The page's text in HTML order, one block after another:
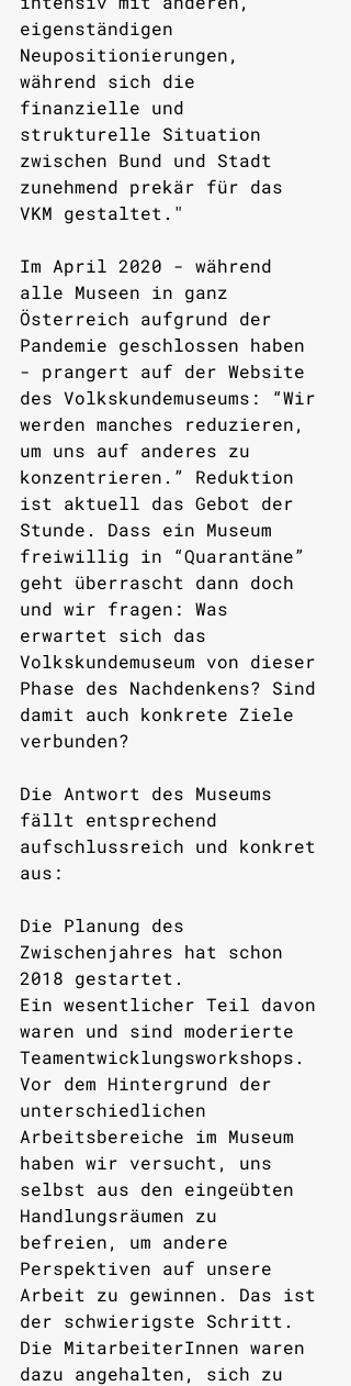
eigenständigen
Neupositionierungen,
während sich die
finanzielle und
strukturelle Situation
zwischen Bund und Stadt
zunehmend prekär für das
VKM gestaltet."
Im April 2020 - während
alle Museen in ganz
Österreich aufgrund der
Pandemie geschlossen haben
- prangert auf der Website
des Volkskundemuseums: “Wir
werden manches reduzieren,
um uns auf anderes zu
konzentrieren.” Reduktion
ist aktuell das Gebot der
Stunde. Dass ein Museum
freiwillig in “Quarantäne”
geht überrascht dann doch
und wir fragen: Was
erwartet sich das
Volkskundemuseum von dieser
Phase des Nachdenkens? Sind
damit auch konkrete Ziele
verbunden?
Die Antwort des Museums
fällt entsprechend
aufschlussreich und konkret
aus:
Die Planung des
Zwischenjahres hat schon
2018 gestartet.
Ein wesentlicher Teil davon
waren und sind moderierte
Teamentwicklungsworkshops.
Vor dem Hintergrund der
unterschiedlichen
Arbeitsbereiche im Museum
haben wir versucht, uns
selbst aus den eingeübten
Handlungsräumen zu
befreien, um andere
Perspektiven auf unsere
Arbeit zu gewinnen. Das ist
der schwierigste Schritt.
Die MitarbeiterInnen waren
dazu angehalten, sich zu